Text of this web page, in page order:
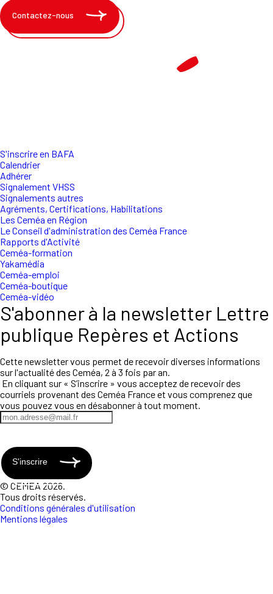
Contactez-nous
S'inscrire en BAFA
Calendrier
Adhérer
Signalement VHSS
Signalements autres
Agréments, Certifications, Habilitations
Les Ceméa en Région
Le Conseil d'administration des Ceméa France
Rapports d'Activité
Ceméa-formation
Yakamédia
Ceméa-emploi
Ceméa-boutique
Ceméa-vidéo
S'abonner à la newsletter Lettre
publique Repères et Actions
Cette newsletter vous permet de recevoir diverses informations
sur l'actualité des Ceméa, 2 à 3 fois par an.
En cliquant sur « S’inscrire » vous acceptez de recevoir des
courriels provenant des Ceméa France et vous comprenez que
vous pouvez vous en désabonner à tout moment.
S'inscrire
© CEMEA 2026.
Tous droits réservés.
Conditions générales d'utilisation
Mentions légales